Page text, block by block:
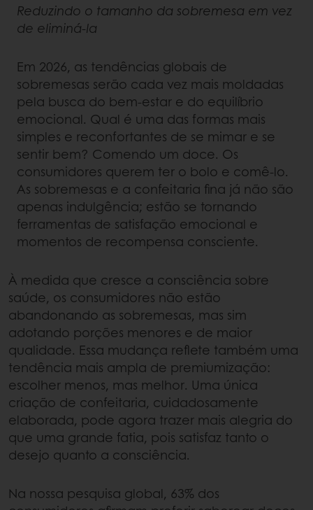
Reduzindo o tamanho da sobremesa em vez
de eliminá-la
Em 2026, as tendências globais de
sobremesas serão cada vez mais moldadas
pela busca do bem-estar e do equilíbrio
emocional. Qual é uma das formas mais
simples e reconfortantes de se mimar e se
sentir bem? Comendo um doce. Os
consumidores querem ter o bolo e comê-lo.
As sobremesas e a confeitaria fina já não são
apenas indulgência; estão se tornando
ferramentas de satisfação emocional e
momentos de recompensa consciente.
À medida que cresce a consciência sobre
saúde, os consumidores não estão
abandonando as sobremesas, mas sim
adotando porções menores e de maior
qualidade. Essa mudança reflete também uma
tendência mais ampla de premiumização:
escolher menos, mas melhor. Uma única
criação de confeitaria, cuidadosamente
elaborada, pode agora trazer mais alegria do
que uma grande fatia, pois satisfaz tanto o
desejo quanto a consciência.
Na nossa pesquisa global, 63% dos